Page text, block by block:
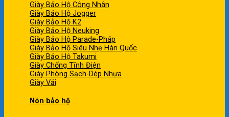
Giày Bảo Hộ Công Nhân
Giày Bảo Hộ Jogger
Giày Bảo Hộ K2
Giày Bảo Hộ Neuking
Giày Bảo Hộ Parade-Pháp
Giày Bảo Hộ Siêu Nhẹ Hàn Quốc
Giày Bảo Hộ Takumi
Giày Chống Tĩnh Điện
Giày Phòng Sạch-Dép Nhựa
Giày Vải
Nón bảo hộ